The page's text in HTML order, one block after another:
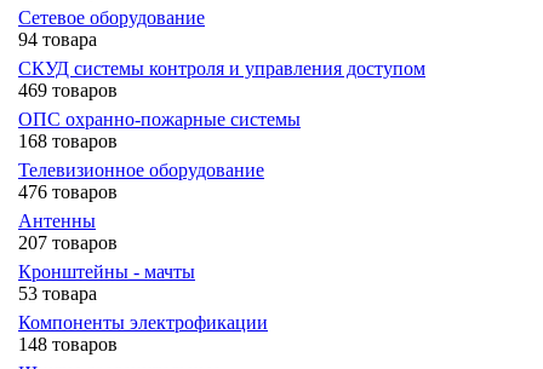
Сетевое оборудование
94 товара
СКУД системы контроля и управления доступом
469 товаров
ОПС охранно-пожарные системы
168 товаров
Телевизионное оборудование
476 товаров
Антенны
207 товаров
Кронштейны - мачты
53 товара
Компоненты электрофикации
148 товаров